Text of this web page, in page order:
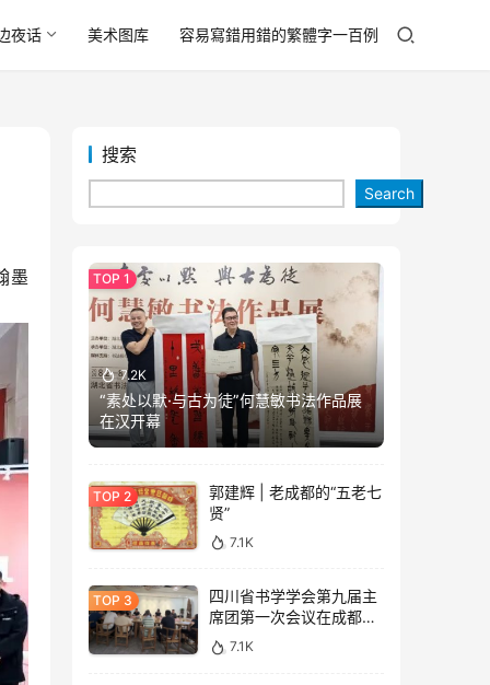
夜话 美术图库 容易寫錯用錯的繁體字一百例
墨
搜索
Search
7.2K
“素处以默·与古为徒”何慧敏书法作品展
在汉开幕
郭建辉 | 老成都的“五老七
贤”
7.1K
四川省书学学会第九届主
席团第一次会议在成都召
开（附学会专委会成员名
单）
7.1K